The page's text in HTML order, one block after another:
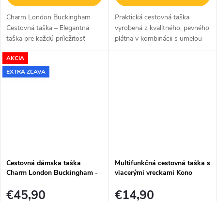
Charm London Buckingham
Cestovná taška – Elegantná
taška pre každú príležitosť
Charm London Buckingham
Travel Bag je ideálnou voľbou
pre dámy, ktoré chcú mať
Praktická cestovná taška
vyrobená z kvalitného, pevného
plátna v kombinácii s umelou
kožou vhodná na cestovanie či
AKCIA
EXTRA ZĽAVA
Cestovná dámska taška
Charm London Buckingham -
€45,90
Multifunkčná cestovná taška s
viacerými vreckami Kono
€14,90